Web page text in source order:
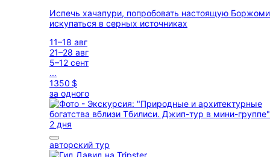
Испечь хачапури, попробовать настоящую
искупаться в серных источниках
11–18 авг
21–28 авг
5–12 сент
...
1350 $
за одного
2 дня
авторский тур